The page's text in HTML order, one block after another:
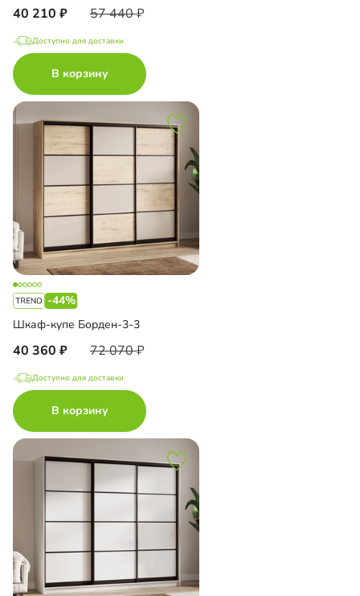
40 210 57 440
Доступно для доставки
В корзину
-44%
Шкаф-купе Борден-3-3
40 360 72 070
Доступно для доставки
В корзину